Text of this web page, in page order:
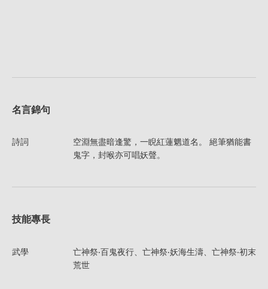
名言錦句
詩詞
空淵無盡暗逢驚，一睨紅蓮魍道名。 絕筆猶能書
鬼字，封喉亦可唱妖聲。
技能專長
武學
亡神祭‧百鬼夜行、亡神祭‧妖海生濤、亡神祭‧初末
荒世